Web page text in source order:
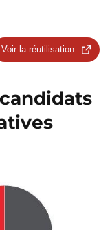
Voir la réutilisation